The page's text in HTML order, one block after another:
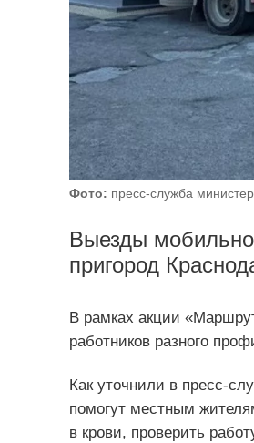
Фото: пресс-служба
Выезды
пригород
В рамках акции
работников разного
Как уточнили в пресс-
помогут местным
в крови, проверить